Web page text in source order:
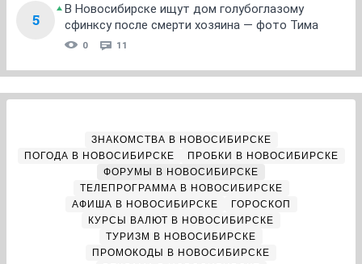
5
В Новосибирске ищут дом голубоглазому
сфинксу после смерти хозяина — фото Тима
0 11
ЗНАКОМСТВА В НОВОСИБИРСКЕ
ПОГОДА В НОВОСИБИРСКЕ
ПРОБКИ В НОВОСИБИРСКЕ
ФОРУМЫ В НОВОСИБИРСКЕ
ТЕЛЕПРОГРАММА В НОВОСИБИРСКЕ
АФИША В НОВОСИБИРСКЕ
ГОРОСКОП
КУРСЫ ВАЛЮТ В НОВОСИБИРСКЕ
ТУРИЗМ В НОВОСИБИРСКЕ
ПРОМОКОДЫ В НОВОСИБИРСКЕ